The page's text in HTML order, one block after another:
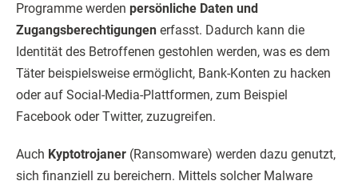
Programme werden persönliche Daten und
Zugangsberechtigungen erfasst. Dadurch kann die
Identität des Betroffenen gestohlen werden, was es dem
Täter beispielsweise ermöglicht, Bank-Konten zu hacken
oder auf Social-Media-Plattformen, zum Beispiel
Facebook oder Twitter, zuzugreifen.
Auch Kyptotrojaner (Ransomware) werden dazu genutzt,
sich finanziell zu bereichern. Mittels solcher Malware